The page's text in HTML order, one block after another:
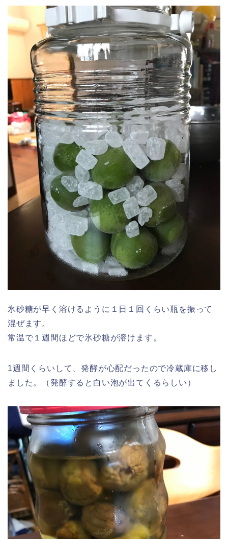
氷砂糖が早く溶けるように１日１回くらい瓶を振って
混ぜます。
常温で１週間ほどで氷砂糖が溶けます。
1週間くらいして、発酵が心配だったので冷蔵庫に移し
ました。（発酵すると白い泡が出てくるらしい）